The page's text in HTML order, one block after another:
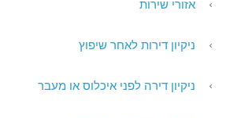
אזורי שירות
ניקיון דירות לאחר שיפוץ
ניקיון דירה לפני איכלוס או מעבר